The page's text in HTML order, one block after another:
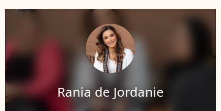
Rania de Jordanie